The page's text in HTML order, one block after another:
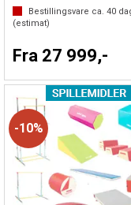
Bestillingsvare ca. 40
(estimat)
Fra 27 999,-
10%